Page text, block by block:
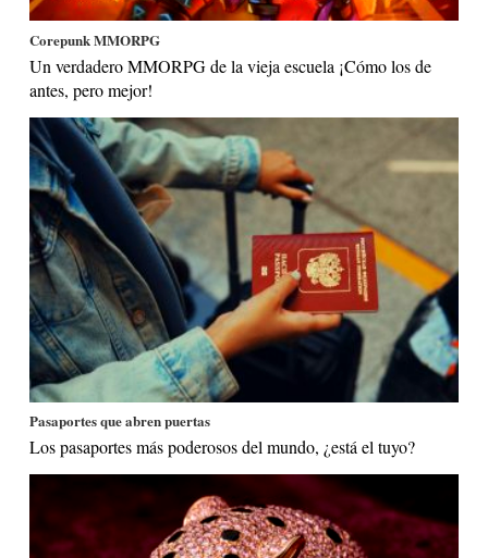
Corepunk MMORPG
Un verdadero MMORPG de la vieja escuela ¡Cómo los de
antes, pero mejor!
Pasaportes que abren puertas
Los pasaportes más poderosos del mundo, ¿está el tuyo?